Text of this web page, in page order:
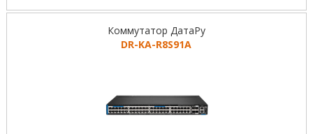
Коммутатор ДатаРу
DR-KА-R8S91A